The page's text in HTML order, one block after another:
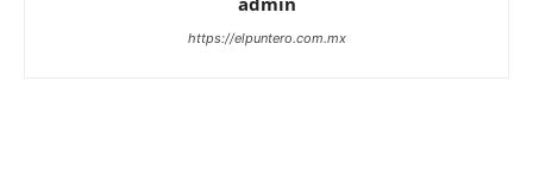
https://elpuntero.com.mx